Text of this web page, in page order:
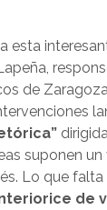
esta
de
suponen
Lo que
de